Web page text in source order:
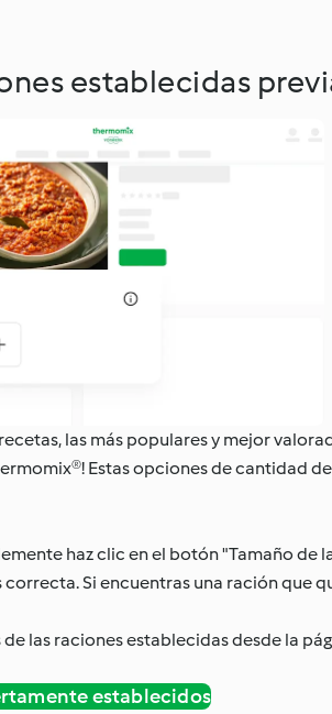
establecidas
las más populares y mejor
Estas opciones de cantidad
haz clic en el botón "Tamaño
Si encuentras una ración que
las raciones establecidas desde la
establecidos